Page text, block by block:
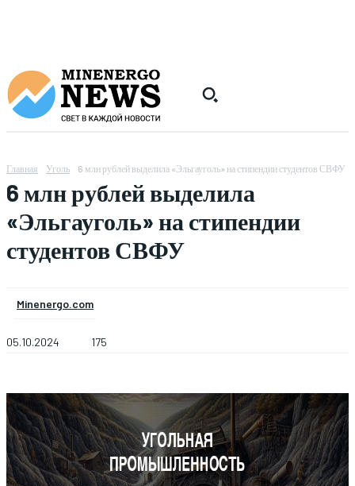
Главная Уголь 6 млн рублей выделила «Эльгауголь» на стипендии студентов СВФУ
6 млн рублей выделила
«Эльгауголь» на стипендии
студентов СВФУ
Minenergo.com
05.10.2024 175